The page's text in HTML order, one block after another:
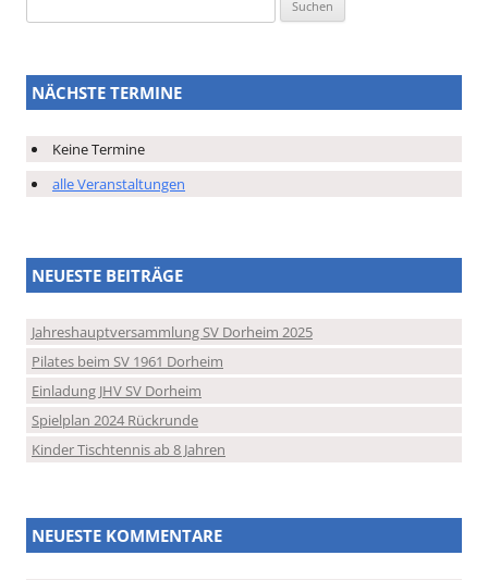
nach:
NÄCHSTE TERMINE
Keine Termine
alle Veranstaltungen
NEUESTE BEITRÄGE
Jahreshauptversammlung SV Dorheim 2025
Pilates beim SV 1961 Dorheim
Einladung JHV SV Dorheim
Spielplan 2024 Rückrunde
Kinder Tischtennis ab 8 Jahren
NEUESTE KOMMENTARE